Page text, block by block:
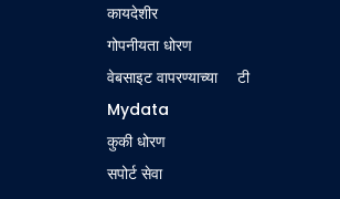
कायदेशीर
गोपनीयता धोरण
वेबसाइट वापरण्याच्या अटी
Mydata
कुकी धोरण
सपोर्ट सेवा